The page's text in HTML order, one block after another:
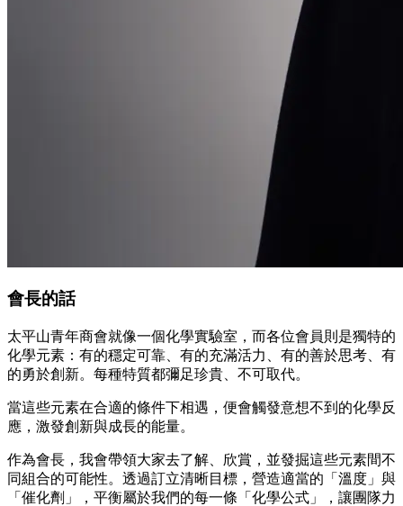
會長的話
太平山青年商會就像一個化學實驗室，而各位會員則是獨特的
化學元素：有的穩定可靠、有的充滿活力、有的善於思考、有
的勇於創新。每種特質都彌足珍貴、不可取代。
當這些元素在合適的條件下相遇，便會觸發意想不到的化學反
應，激發創新與成長的能量。
作為會長，我會帶領大家去了解、欣賞，並發掘這些元素間不
同組合的可能性。透過訂立清晰目標，營造適當的「溫度」與
「催化劑」，平衡屬於我們的每一條「化學公式」，讓團隊力